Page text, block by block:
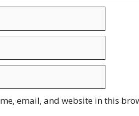
email, and website in this